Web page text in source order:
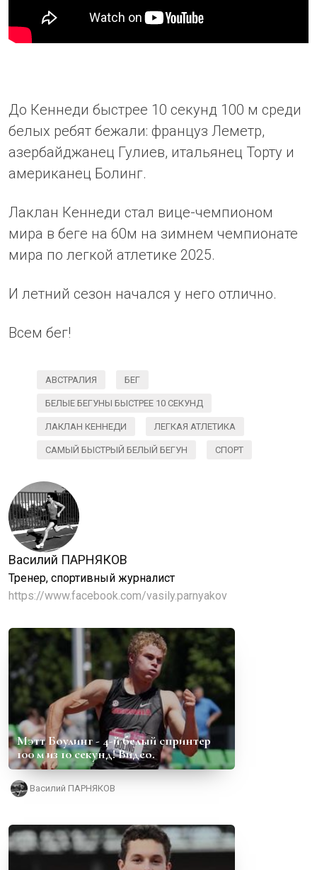
До Кеннеди быстрее 10 секунд 100 м среди
белых ребят бежали: француз Леметр,
азербайджанец Гулиев, итальянец Торту и
американец Болинг.
Лаклан Кеннеди стал вице-чемпионом
мира в беге на 60м на зимнем чемпионате
мира по легкой атлетике 2025.
И летний сезон начался у него отлично.
Всем бег!
АВСТРАЛИЯ БЕГ
БЕЛЫЕ БЕГУНЫ БЫСТРЕЕ 10 СЕКУНД
ЛАКЛАН КЕННЕДИ ЛЕГКАЯ АТЛЕТИКА
САМЫЙ БЫСТРЫЙ БЕЛЫЙ БЕГУН СПОРТ
Василий ПАРНЯКОВ
Тренер, спортивный журналист
https://www.facebook.com/vasily.parnyakov
Мэтт Боулинг - 4-й белый спринтер
100 м из 10 секунд! Видео.
Василий ПАРНЯКОВ